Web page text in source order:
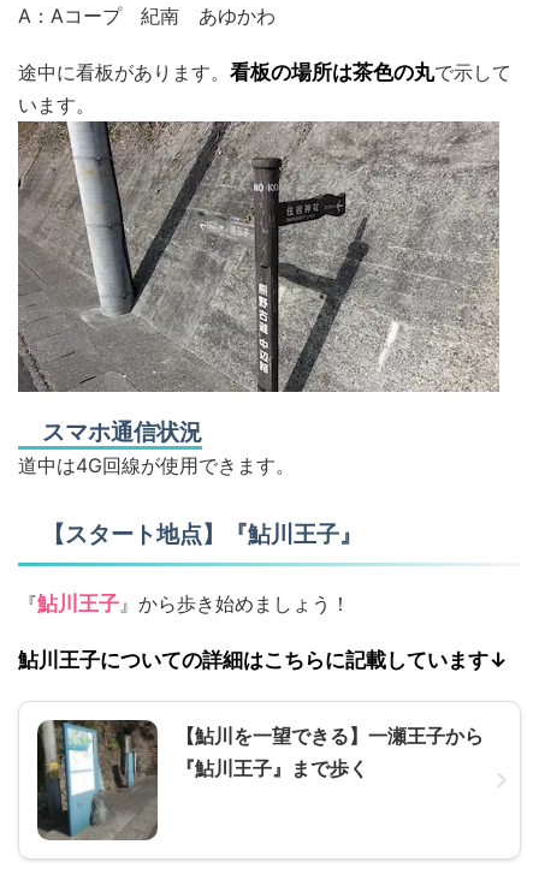
A：Aコープ 紀南 あゆかわ
途中に看板があります。 看板の場所は茶色の丸で示して
います。
スマホ通信状況
道中は4G回線が使用できます。
【スタート地点】『鮎川王子』
『鮎川王子 』から歩き始めましょう！
鮎川王子についての詳細はこちらに記載しています↓
【鮎川を一望できる】一瀬王子から
『鮎川王子』まで歩く